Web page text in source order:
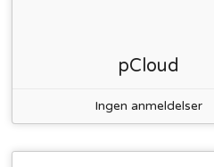
pCloud
Ingen anmeldelser